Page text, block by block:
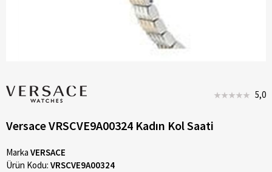
5,0
Versace VRSCVE9A00324 Kadın Kol Saati
Marka VERSACE
Ürün Kodu: VRSCVE9A00324